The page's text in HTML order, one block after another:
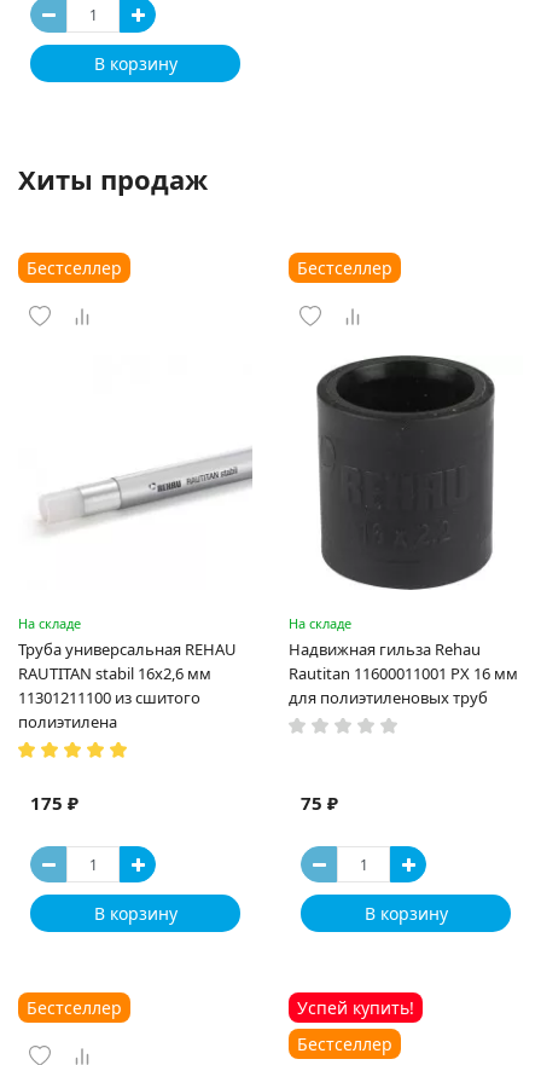
В корзину
Хиты продаж
Бестселлер
На складе
Труба универсальная REHAU
RAUTITAN stabil 16х2,6 мм
11301211100 из сшитого
полиэтилена
175 ₽
В корзину
Бестселлер
На складе
Надвижная гильза Rehau
Rautitan 11600011001 PX 16 мм
для полиэтиленовых труб
75 ₽
В корзину
Бестселлер
Успей купить!
Бестселлер